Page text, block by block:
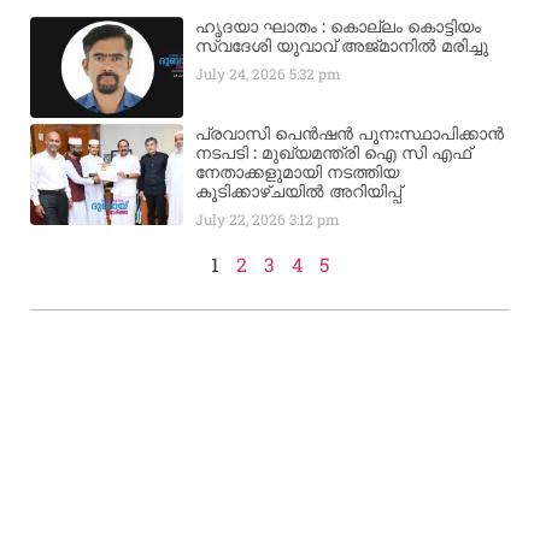
ഹൃദയാ ഘാതം : കൊല്ലം കൊട്ടിയം
സ്വദേശി യുവാവ് അജ്മാനിൽ മരിച്ചു
July 24, 20265:32 pm
പ്രവാസി പെൻഷൻ പുനഃസ്ഥാപിക്കാൻ
നടപടി : മുഖ്യമന്ത്രി ഐ സി എഫ്
നേതാക്കളുമായി നടത്തിയ
കൂടിക്കാഴ്ചയിൽ അറിയിപ്പ്
July 22, 20263:12 pm
1 2 3 4 5